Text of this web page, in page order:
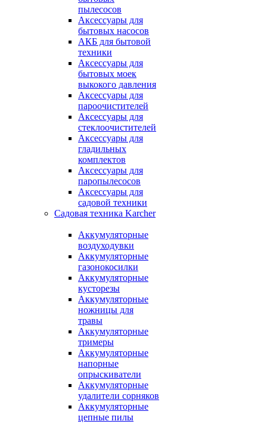
пылесосов
Аксессуары для
бытовых насосов
АКБ для бытовой
техники
Аксессуары для
бытовых моек
выкокого давления
Аксессуары для
пароочистителей
Аксессуары для
стеклоочистителей
Аксессуары для
гладильных
комплектов
Аксессуары для
паропылесосов
Аксессуары для
садовой техники
Садовая техника Karcher
Аккумуляторные
воздуходувки
Аккумуляторные
газонокосилки
Аккумуляторные
кусторезы
Аккумуляторные
ножницы для
травы
Аккумуляторные
тримеры
Аккумуляторные
напорные
опрыскиватели
Аккумуляторные
удалители сорняков
Аккумуляторные
цепные пилы